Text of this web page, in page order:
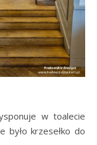
w toalecie
było krzesełko do